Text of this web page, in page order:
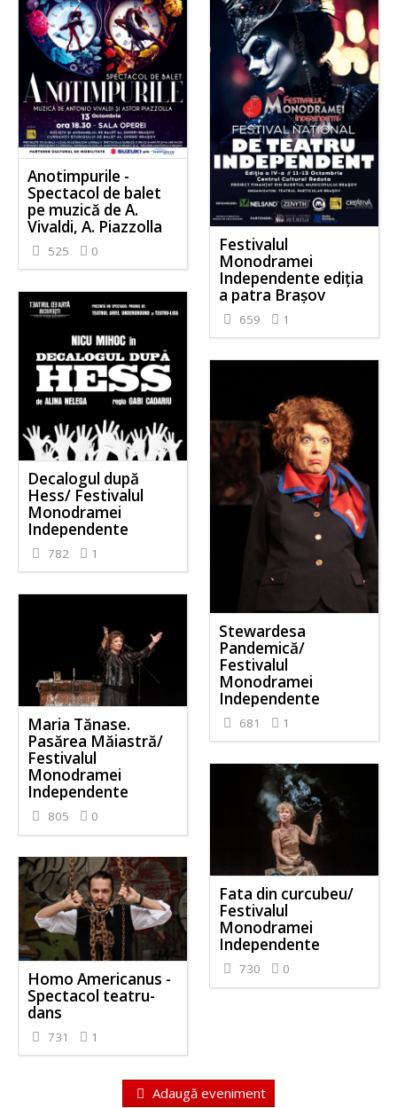
Anotimpurile -
Spectacol de balet
pe muzică de A.
Vivaldi, A. Piazzolla
525 0
Festivalul
Monodramei
Independente ediția
a patra Brașov
659 1
Decalogul după
Hess/ Festivalul
Monodramei
Independente
782 1
Stewardesa
Pandemică/
Festivalul
Monodramei
Independente
681 1
Maria Tănase.
Pasărea Măiastră/
Festivalul
Monodramei
Independente
805 0
Fata din curcubeu/
Festivalul
Monodramei
Independente
730 0
Homo Americanus -
Spectacol teatru-
dans
731 1
Adaugă eveniment